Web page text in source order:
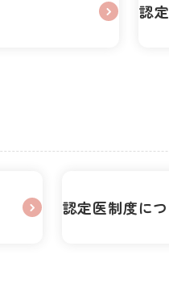
認
認定医制度に